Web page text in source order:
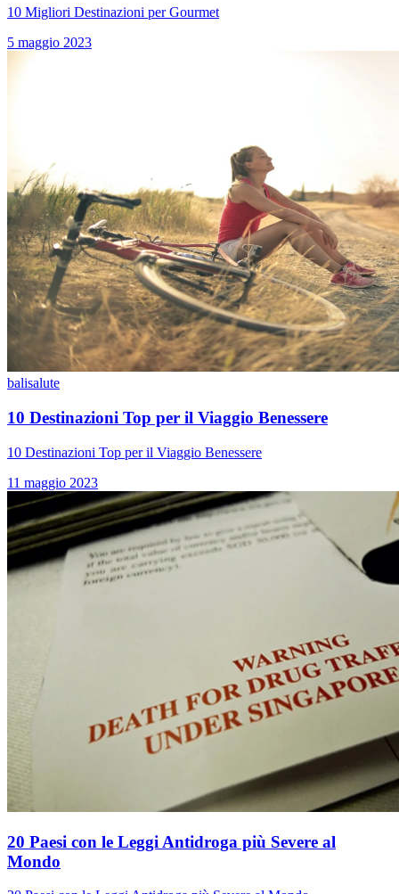
10 Migliori Destinazioni per Gourmet
5 maggio 2023
balisalute
10 Destinazioni Top per il Viaggio Benessere
10 Destinazioni Top per il Viaggio Benessere
11 maggio 2023
20 Paesi con le Leggi Antidroga più Severe al
Mondo